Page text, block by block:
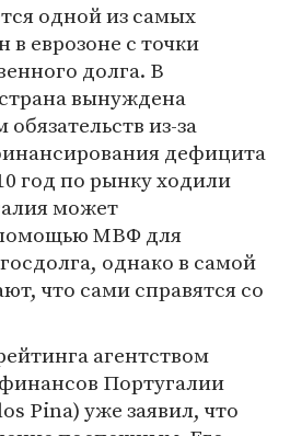
одной из самых
еврозоне с точки
долга. В
вынуждена
из-за
дефицита
год по рынку ходили
может
помощью МВФ для
однако в самой
что сами справятся со
агентством
Португалии
Pina) уже заявил, что